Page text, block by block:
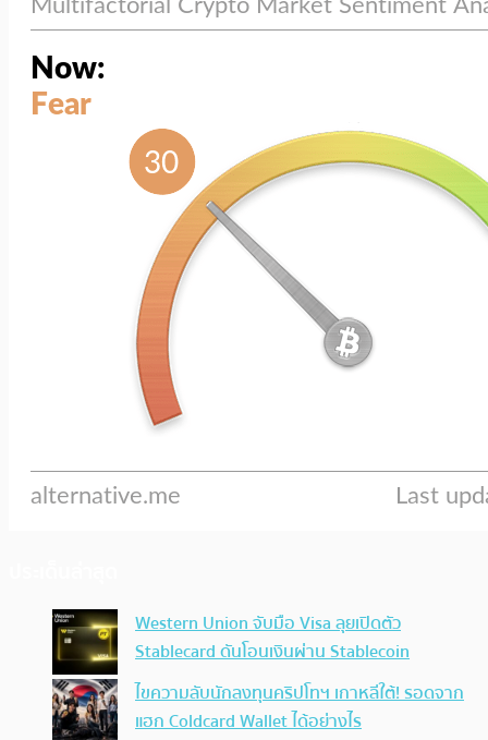
Western Union จับมือ Visa ลุยเปิดตัว
Stablecard ดันโอนเงินผ่าน Stablecoin
ไขความลับนักลงทุนคริปโทฯ เกาหลีใต้! รอดจาก
แฮก Coldcard Wallet ได้อย่างไร